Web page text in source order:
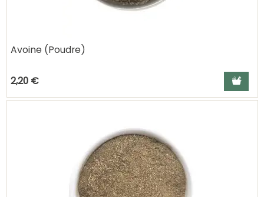
Avoine (Poudre)
2,20 € Ajouter